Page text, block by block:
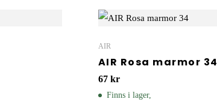
AIR
AIR Rosa marmor 34
67 kr
Finns i lager,